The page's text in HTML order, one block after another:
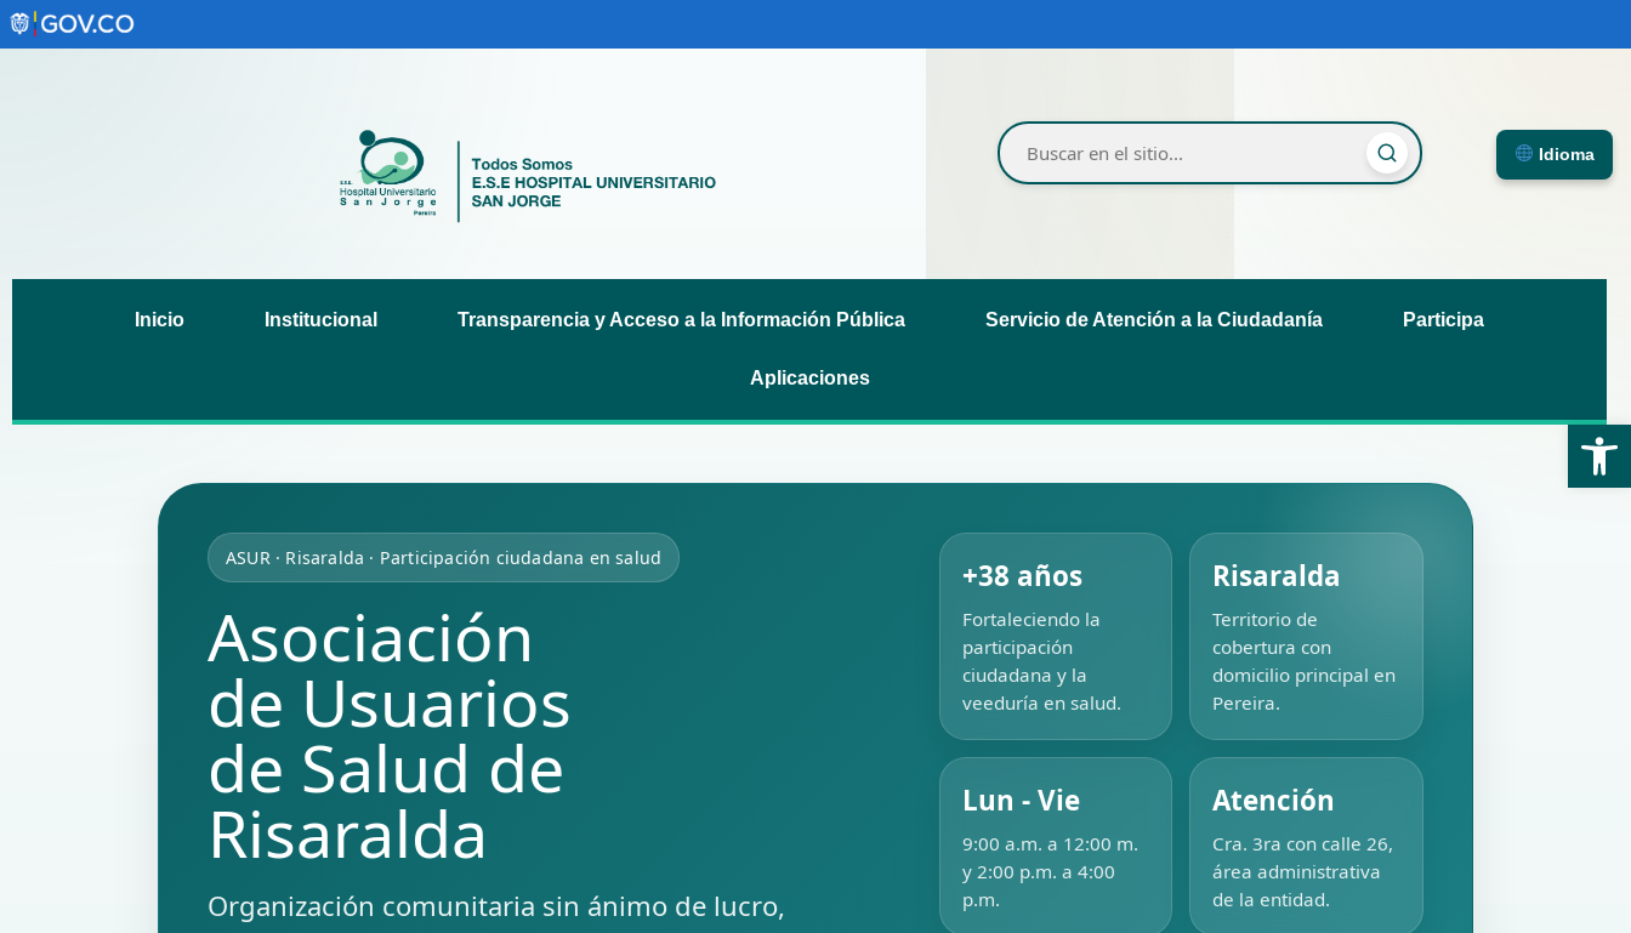
Idioma
Inicio Institucional Transparencia y Acceso a la Información Pública Servicio de Atención a la Ciudadanía Participa
Aplicaciones
ASUR · Risaralda · Participación ciudadana en salud
Asociación
de Usuarios
de Salud de
Risaralda
Organización comunitaria sin ánimo de lucro,
+38 años
Fortaleciendo la
participación
ciudadana y la
veeduría en salud.
Risaralda
Territorio de
cobertura con
domicilio principal en
Pereira.
Lun - Vie
9:00 a.m. a 12:00 m.
y 2:00 p.m. a 4:00
p.m.
Atención
Cra. 3ra con calle 26,
área administrativa
de la entidad.